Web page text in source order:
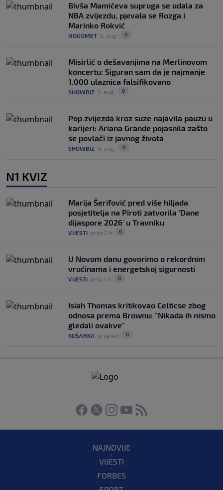
Bivša Mamićeva supruga se udala za
NBA zvijezdu, pjevala se Rozga i
Marinko Rokvić
NOGOMET 5. aug. 0
Misirlić o dešavanjima na Merlinovom
koncertu: Siguran sam da je najmanje
1.000 ulaznica falsifikovano
SHOWBIZ 5. aug. 0
Pop zvijezda kroz suze najavila pauzu u
karijeri: Ariana Grande pojasnila zašto
se povlači iz javnog života
SHOWBIZ 4. aug. 0
N1 KVIZ
Marija Šerifović pred više hiljada
posjetitelja na Piroti zatvorila 'Dane
dijaspore 2026' u Travniku
VIJESTI prije 2 h 0
U Novom danu govorimo o rekordnim
vrućinama i energetskoj sigurnosti
VIJESTI prije 1 h 0
Isiah Thomas kritikovao Celticse zbog
odnosa prema Brownu: "Nikada ih nismo
gledali ovakve"
KOŠARKA prije 4 h 0
NAJNOVIJE
VIJESTI
FORBES